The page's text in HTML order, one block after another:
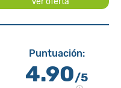
Puntuación:
4.90/5